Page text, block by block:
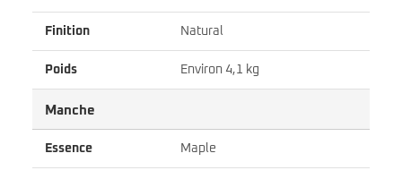
Finition Natural
Poids Environ 4,1 kg
Manche
Essence Maple